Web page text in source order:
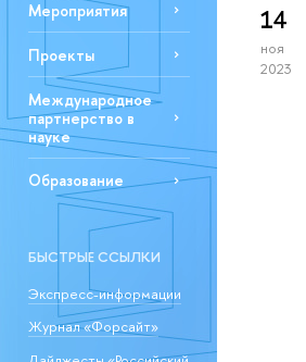
Мероприятия
Проекты
Международное
партнерство в
науке
Образование
БЫСТРЫЕ ССЫЛКИ
Экспресс-информации
Журнал «Форсайт»
14
ноя
2023